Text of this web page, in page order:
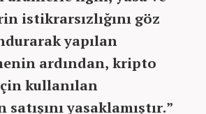
istikrarsızlığını göz
yapılan
ardından, kripto
kullanılan
yasaklamıştır.”